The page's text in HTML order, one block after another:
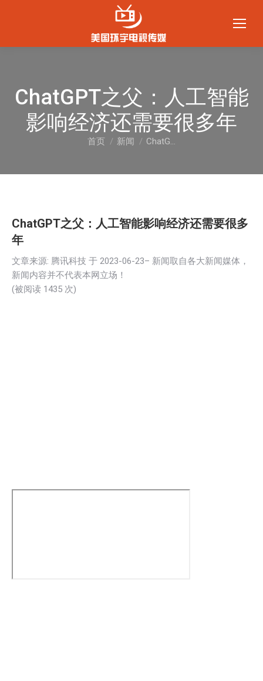
ChatGPT之父：人工智能
影响经济还需要很多年
您在这里：
首页 新闻 ChatG…
ChatGPT之父：人工智能影响经济还需要很多
年
文章来源: 腾讯科技 于 2023-06-23– 新闻取自各大新闻媒体，
新闻内容并不代表本网立场！
(被阅读 1435 次)